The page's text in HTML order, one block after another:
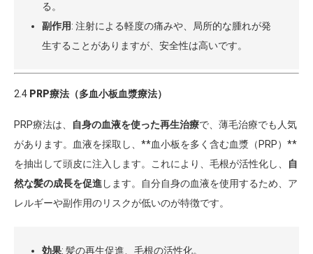
る。
副作用: 注射による軽度の痛みや、局所的な腫れが発
生することがありますが、安全性は高いです。
2.4 PRP療法（多血小板血漿療法）
PRP療法は、 自身の血液を使った再生治療で、薄毛治療でも人気
があります。血液を採取し、**血小板を多く含む血漿（PRP）**
を抽出して頭皮に注入します。これにより、毛根が活性化し、
自
然な髪の成長を促進 します。自分自身の血液を使用するため、ア
レルギーや副作用のリスクが低いのが特徴です。
効果: 髪の再生促進、毛根の活性化。